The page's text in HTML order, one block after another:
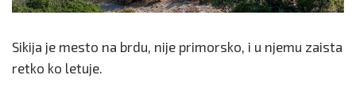
Sikija je mesto na brdu, nije primorsko, i u njemu zaista
retko ko letuje.